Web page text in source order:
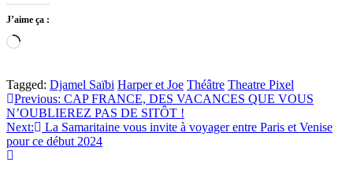
J’aime ça :
Chargement…
Tagged: Djamel Saïbi Harper et Joe Théâtre Theatre Pixel
Navigation
de
l’article
Previous: CAP FRANCE, DES VACANCES QUE VOUS
N’OUBLIEREZ PAS DE SITÔT !
Next:
La Samaritaine vous invite à voyager entre Paris et Venise
pour ce début 2024